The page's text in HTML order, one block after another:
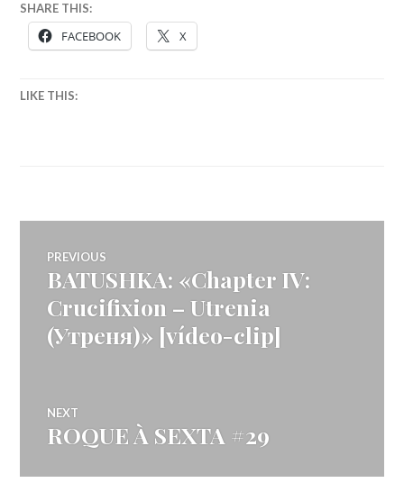
SHARE THIS:
FACEBOOK X
LIKE THIS:
Navegação
de
artigos
PREVIOUS
Previous
BATUSHKA: «Chapter IV:
Crucifixion – Utrenia
(Утреня)» [vídeo-clip]
NEXT
Next
ROQUE À SEXTA #29